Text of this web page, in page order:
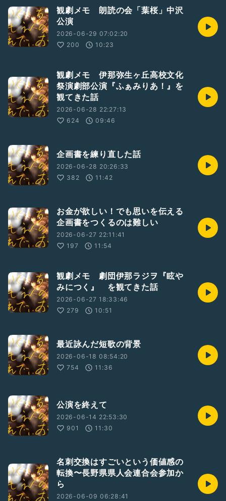
観劇メモ 朗読の会「葉桜」中沢
公演
2026-06-29 07:02:20
200
10:23
観劇メモ 伊那弥生ヶ丘高校文化
祭演劇部公演『ふぁみりあ！』を
観てきた話
2026-06-28 22:27:13
624
09:46
企画書を練り直した話
2026-06-28 20:26:33
382
11:42
お金が欲しい！でも思いを伝える
企画書をつくるのは難しい
2026-06-27 22:11:41
197
11:54
観劇メモ 劇団伊那ラジヲ『眩や
みにつく』 を観てきた話
2026-06-27 18:33:46
279
10:51
最近詠んだ短歌の背景
2026-06-18 08:54:20
754
11:36
公演を終えて
2026-06-14 22:53:30
901
11:30
名刺交換はすごいという価値感の
転換〜長野県県人会連合会参加か
ら
2026-06-09 06:28:41